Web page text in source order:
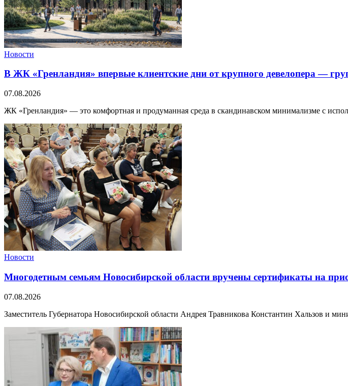
Новости
В ЖК «Гренландия» впервые клиентские дни от крупного девелопера —
07.08.2026
ЖК «Гренландия» — это комфортная и продуманная среда в скандинавском минимализме с
Новости
Многодетным семьям Новосибирской области вручены сертификаты на
07.08.2026
Заместитель Губернатора Новосибирской области Андрея Травникова Константин Хальзов и